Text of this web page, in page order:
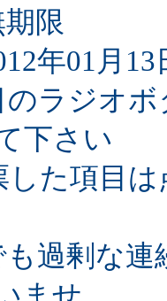
限
年01月13
のラジオ
下さい
た項目
過剰な